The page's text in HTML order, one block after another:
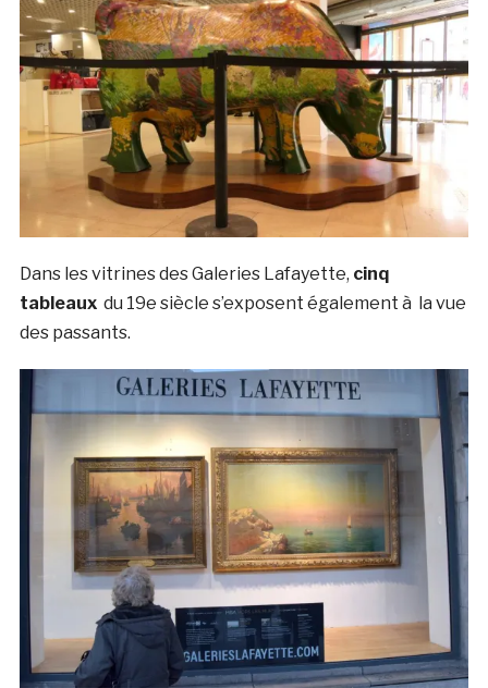
Dans les vitrines des Galeries Lafayette, cinq
tableauxdu 19e siècle s’exposent également à la vue
des passants.